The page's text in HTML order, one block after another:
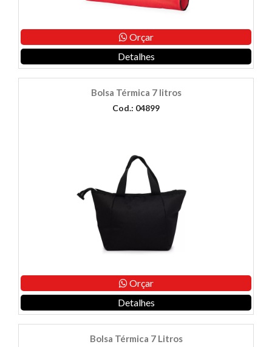
Orçar
Detalhes
Bolsa Térmica 7 litros
Cod.: 04899
Orçar
Detalhes
Bolsa Térmica 7 Litros